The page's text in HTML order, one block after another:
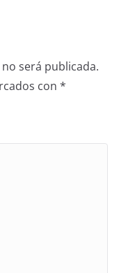
será publicada.
con *